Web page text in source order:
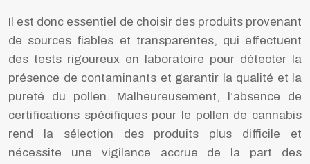
Il est donc essentiel de choisir des produits provenant
de sources fiables et transparentes, qui effectuent
des tests rigoureux en laboratoire pour détecter la
présence de contaminants et garantir la qualité et la
pureté du pollen. Malheureusement, l’absence de
certifications spécifiques pour le pollen de cannabis
rend la sélection des produits plus difficile et
nécessite une vigilance accrue de la part des